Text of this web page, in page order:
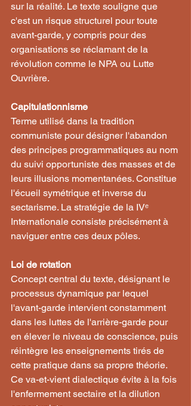
sur la réalité. Le texte souligne que
c'est un risque structurel pour toute
avant-garde, y compris pour des
organisations se réclamant de la
révolution comme le NPA ou Lutte
Ouvrière.
Capitulationnisme
Terme utilisé dans la tradition
communiste pour désigner l'abandon
des principes programmatiques au nom
du suivi opportuniste des masses et de
leurs illusions momentanées. Constitue
l'écueil symétrique et inverse du
sectarisme. La stratégie de la IVᵉ
Internationale consiste précisément à
naviguer entre ces deux pôles.
Loi de rotation
Concept central du texte, désignant le
processus dynamique par lequel
l'avant-garde intervient constamment
dans les luttes de l'arrière-garde pour
en élever le niveau de conscience, puis
réintègre les enseignements tirés de
cette pratique dans sa propre théorie.
Ce va-et-vient dialectique évite à la fois
l'enfermement sectaire et la dilution